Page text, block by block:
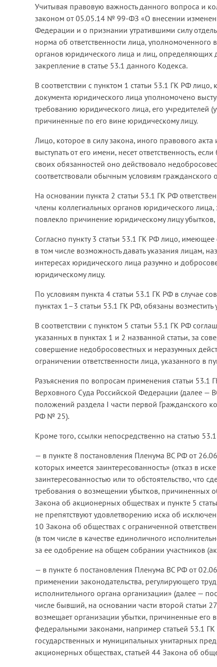
Учитывая правовую важность данного вопроса и
законом от 05.05.14 № 99-ФЗ «О внесении
Федерации и о признании утратившими силу
норма об ответственности лица,
органов юридического лица и лиц,
закрепление в статье 53.1 данного Кодекса.
В соответствии с пунктом 1 статьи 53.1 ГК РФ
документа юридического лица уполномочено
требованию юридического лица, его учредителей
причиненные по его вине юридическому лицу.
Лицо, которое в силу закона, иного правового
выступать от его имени, несет ответственность,
своих обязанностей оно действовало
соответствовали обычным условиям
На основании пункта 2 статьи 53.1 ГК РФ
члены коллегиальных органов юридического
повлекло причинение юридическому лицу
Согласно пункту 3 статьи 53.1 ГК РФ лицо,
в том числе возможность давать указания лицам,
интересах юридического лица разумно и
юридическому лицу.
По условиям пункта 4 статьи 53.1 ГК РФ в случае
пунктах 1–3 статьи 53.1 ГК РФ, обязаны
В соответствии с пунктом 5 статьи 53.1 ГК РФ
указанных в пунктах 1 и 2 названной статьи, за
совершение недобросовестных и неразумных
ограничении ответственности лица, указанного в
Разъяснения по вопросам применения статьи 53.1
Верховного Суда Российской Федерации (далее
положений раздела I части первой Гражданского
РФ № 25).
Кроме того, ссылки непосредственно на статью
— в пункте 8 постановления Пленума ВС РФ от
которых имеется заинтересованность» (отказ в
заинтересованностью или то обстоятельство, что
требования о возмещении убытков, причиненных
Закона об акционерных обществах и пункте 5
не препятствуют удовлетворению иска об
10 Закона об обществах с ограниченной
(в том числе в качестве единоличного
за ее одобрение на общем собрании участников
— в пункте 6 постановления Пленума ВС РФ от
применении законодательства, регулирующего
исполнительного органа организации» (далее —
числе бывший, на основании части второй статьи
возмещает организации убытки, причиненные его
федеральными законами, например статьей 53.1
государственных и муниципальных унитарных
акционерных обществах, статьей 44 Закона об